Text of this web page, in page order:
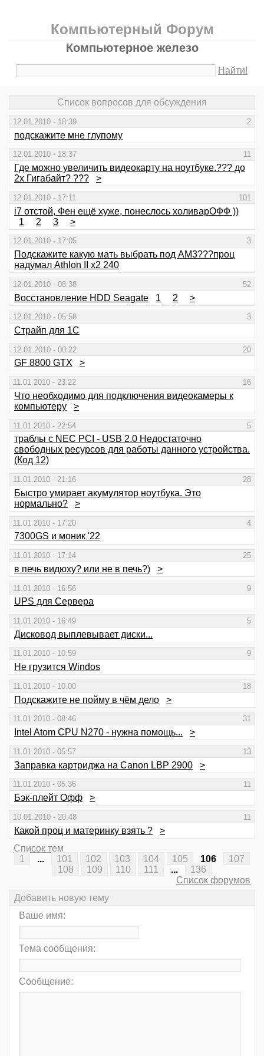
Компьютерный Форум
Компьютерное железо
Найти!
Список вопросов для обсуждения
12.01.2010 - 18:39 2
подскажите мне глупому
12.01.2010 - 18:37 11
Где можно увеличить видеокарту на ноутбуке.??? до
2х Гигабайт? ???
>
12.01.2010 - 17:11 101
i7 отстой, Фен ещё хуже, понеслось холиварОФФ ))
1
2 3 >
12.01.2010 - 17:05 3
Подскажите какую мать выбрать под AM3???проц
надумал Athlon II x2 240
12.01.2010 - 08:38 52
Восстановление HDD Seagate 1 2 >
12.01.2010 - 05:58 3
Страйп для 1С
12.01.2010 - 00:22 20
GF 8800 GTX >
11.01.2010 - 23:22 16
Что необходимо для подключения видеокамеры к
компьютеру
>
11.01.2010 - 22:54 5
траблы с NEC PCI - USB 2.0 Недостаточно
свободных ресурсов для работы данного устройства.
(Код 12)
11.01.2010 - 21:16 28
Быстро умирает акумулятор ноутбука. Это
нормально?
>
11.01.2010 - 17:20 4
7300GS и моник '22
11.01.2010 - 17:14 25
в печь видюху? или не в печь?) >
11.01.2010 - 16:56 9
UPS для Сервера
11.01.2010 - 16:49 5
Дисковод выплевывает диски...
11.01.2010 - 10:59 9
Не грузится Windos
11.01.2010 - 10:00 18
Подскажите не пойму в чём дело >
11.01.2010 - 08:46 31
Intel Atom CPU N270 - нужна помощь... >
11.01.2010 - 05:57 13
Заправка картриджа на Canon LBP 2900 >
11.01.2010 - 05:36 11
Бэк-плейт Офф >
10.01.2010 - 20:48 11
Какой проц и материнку взять ?
>
Список тем
1
... 101 102 103 104 105 106
107
108
109 110 111 ...
136
Список форумов
Добавить новую тему
Ваше имя:
Тема сообщения:
Сообщение: